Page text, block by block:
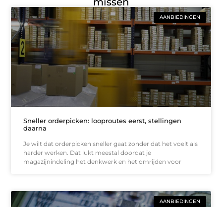
AANBIEDINGEN
Sneller orderpicken: looproutes eerst, stellingen
daarna
Je wilt dat orderpicken sneller gaat zonder dat het voelt als
harder werken. Dat lukt meestal doordat je
magazijnindeling het denkwerk en het omrijden voor
AANBIEDINGEN